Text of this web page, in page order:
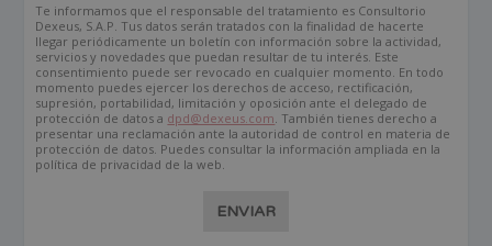
Te informamos que el responsable del tratamiento es Consultorio
Dexeus, S.A.P. Tus datos serán tratados con la finalidad de hacerte
llegar periódicamente un boletín con información sobre la actividad,
servicios y novedades que puedan resultar de tu interés. Este
consentimiento puede ser revocado en cualquier momento. En todo
momento puedes ejercer los derechos de acceso, rectificación,
supresión, portabilidad, limitación y oposición ante el delegado de
protección de datos a dpd@dexeus.com . También tienes derecho a
presentar una reclamación ante la autoridad de control en materia de
protección de datos. Puedes consultar la información ampliada en la
política de privacidad de la web.
ENVIAR